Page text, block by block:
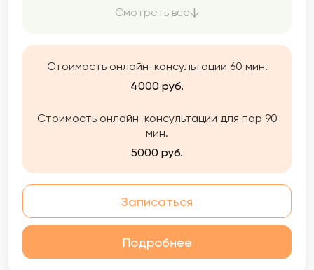
тревоги, создать счастливые отношения.
Смотреть все
Стоимость онлайн-консультации 60 мин.
4000 руб.
Стоимость онлайн-консультации для пар 90
мин.
5000 руб.
Записаться
Подробнее